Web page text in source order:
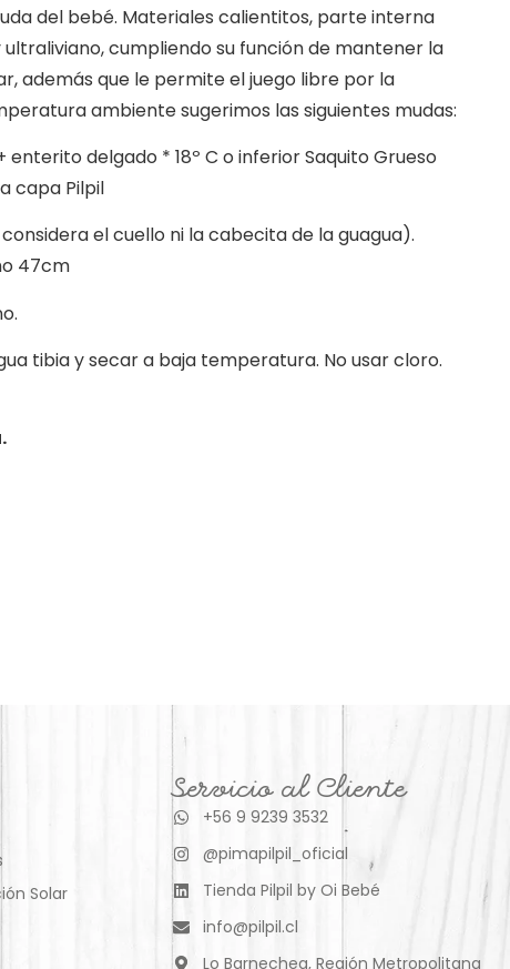
del bebé. Materiales calientitos, parte interna
cumpliendo su función de mantener la
además que le permite el juego libre por la
ambiente sugerimos las siguientes mudas:
enterito delgado * 18º C o inferior Saquito Grueso
capa Pilpil
el cuello ni la cabecita de la guagua).
47cm
tibia y secar a baja temperatura. No usar cloro.
Solar
Servicio al Cliente
+56 9 9239 3532
@pimapilpil_oficial
Tienda Pilpil by Oi Bebé
info@pilpil.cl
Lo Barnechea, Región Metropolitana